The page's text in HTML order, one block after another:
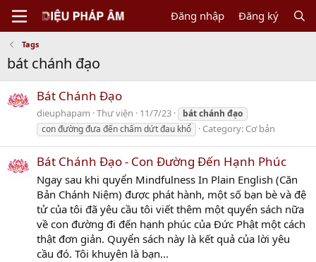
Đăng nhập Đăng ký
Tags
bát chánh đạo
Bát Chánh Đạo
dieuphapam Thư viện 11/7/23 bátchánh đạo
con đường đưa đến chấm dứt đau khổ
Category: Cơ bản
Bát Chánh Đạo - Con Đường Đến Hạnh Phúc
Ngay sau khi quyển Mindfulness In Plain English (Căn
Bản Chánh Niệm) được phát hành, một số bạn bè và đệ
tử của tôi đã yêu cầu tôi viết thêm một quyển sách nữa
về con đường đi đến hạnh phúc của Đức Phật một cách
thật đơn giản. Quyển sách này là kết quả của lời yêu
cầu đó. Tôi khuyên là bạn...